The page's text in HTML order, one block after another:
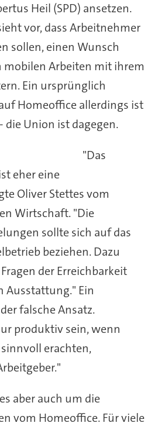
Heil (SPD) ansetzen.
vor, dass Arbeitnehmer
sollen, einen Wunsch
mobilen Arbeiten mit ihrem
Ein ursprünglich
Homeoffice allerdings ist
Union ist dagegen.
"Das
eher eine
Oliver Stettes vom
Wirtschaft. "Die
sollte sich auf das
beziehen. Dazu
der Erreichbarkeit
Ausstattung." Ein
falsche Ansatz.
produktiv sein, wenn
erachten,
aber auch um die
vom Homeoffice. Für viele